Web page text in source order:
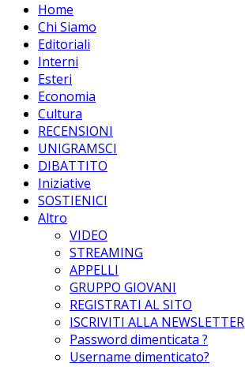
Home
Chi Siamo
Editoriali
Interni
Esteri
Economia
Cultura
RECENSIONI
UNIGRAMSCI
DIBATTITO
Iniziative
SOSTIENICI
Altro
VIDEO
STREAMING
APPELLI
GRUPPO GIOVANI
REGISTRATI AL SITO
ISCRIVITI ALLA NEWSLETTER
Password dimenticata ?
Username dimenticato?